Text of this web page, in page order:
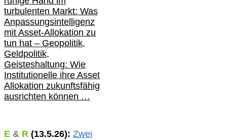
turbulenten Markt: Was
Anpassungsintelligenz
mit Asset-Allokation zu
tun hat – Geopolitik,
Geldpolitik,
Geisteshaltung: Wie
Institutionelle ihre Asset
Allokation zukunftsfähig
ausrichten können …
E & R (13.5.26): Zwei